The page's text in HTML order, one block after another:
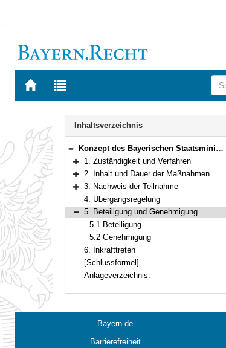
Zur
BAYERN.RECHT
Zur
letzten
Navigation
Inhaltsverzeichnis
Bereich reduzieren
Konzept des Bayerischen Staatsministeriums für Unterricht und Kultus zur Durchführung der modularen Qualifizierung
Bereich erweitern
1. Zuständigkeit und Verfahren
Bereich erweitern
2. Inhalt und Dauer der Maßnahmen
Bereich erweitern
3. Nachweis der Teilnahme
4. Übergangsregelung
Bereich reduzieren
5. Beteiligung und Genehmigung
5.1 Beteiligung
5.2 Genehmigung
6. Inkrafttreten
[Schlussformel]
Anlageverzeichnis:
Bayern.de
Barrierefreiheit